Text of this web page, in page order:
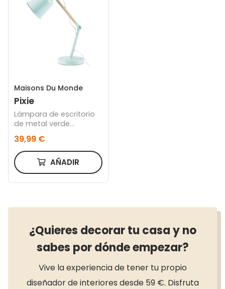
Maisons Du Monde
Pixie
Lámpara de escritorio
de metal verde
grisáceo y hevea
39,99 €
AÑADIR
¿Quieres decorar tu casa y no
sabes por dónde empezar?
Vive la experiencia de tener tu propio
diseñador de interiores desde 59 €. Disfruta